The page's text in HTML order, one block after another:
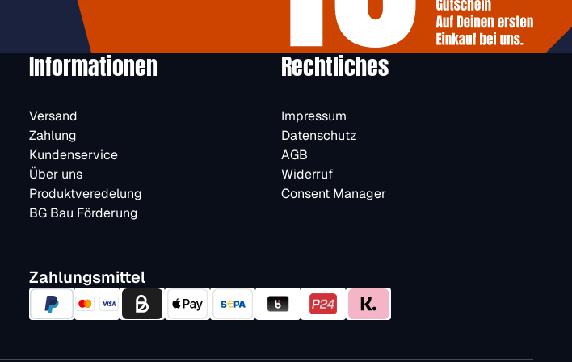
Informationen
Versand
Zahlung
Kundenservice
Über uns
Produktveredelung
BG Bau Förderung
Rechtliches
Impressum
Datenschutz
AGB
Widerruf
Consent Manager
Zahlungsmittel